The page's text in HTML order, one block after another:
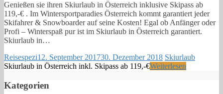
Genießen sie ihren Skiurlaub in Österreich inklusive Skipass ab
119,-€ . Im Wintersportparadies Österreich kommt garantiert jeder
Skifahrer & Snowboarder auf seine Kosten! Egal ob Anfänger oder
Profi – Winterspaß pur ist im Skiurlaub in Österreich garantiert.
Skiurlaub in…
Reisespezi12. September 201730. Dezember 2018 Skiurlaub
Skiurlaub in Österreich inkl. Skipass ab 119,-€Weiterlesen
Kategorien